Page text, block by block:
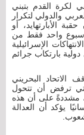
لكرة القدم بتبني
والدولي لتكرار
الأبارتهايد، أو
واحد فقط من
الإسرائيلية
بارتكاب جرائم
الاتحاد البحريني
ترفض أن تتحول
مشددةً على أن هذه
يؤكد أن العدالة